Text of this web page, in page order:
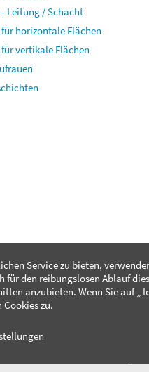
Leitung / Schacht
horizontale Flächen
vertikale Flächen
Service zu bieten,
für den reibungslosen Ablauf
anzubieten. Wenn Sie auf „
Cookies zu.